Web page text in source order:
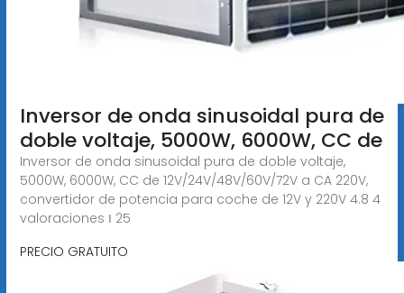
Inversor de onda sinusoidal pura de
doble voltaje, 5000W, 6000W, CC de
Inversor de onda sinusoidal pura de doble voltaje,
5000W, 6000W, CC de 12V/24V/48V/60V/72V a CA 220V,
convertidor de potencia para coche de 12V y 220V 4.8 4
valoraciones ౹ 25
PRECIO GRATUITO